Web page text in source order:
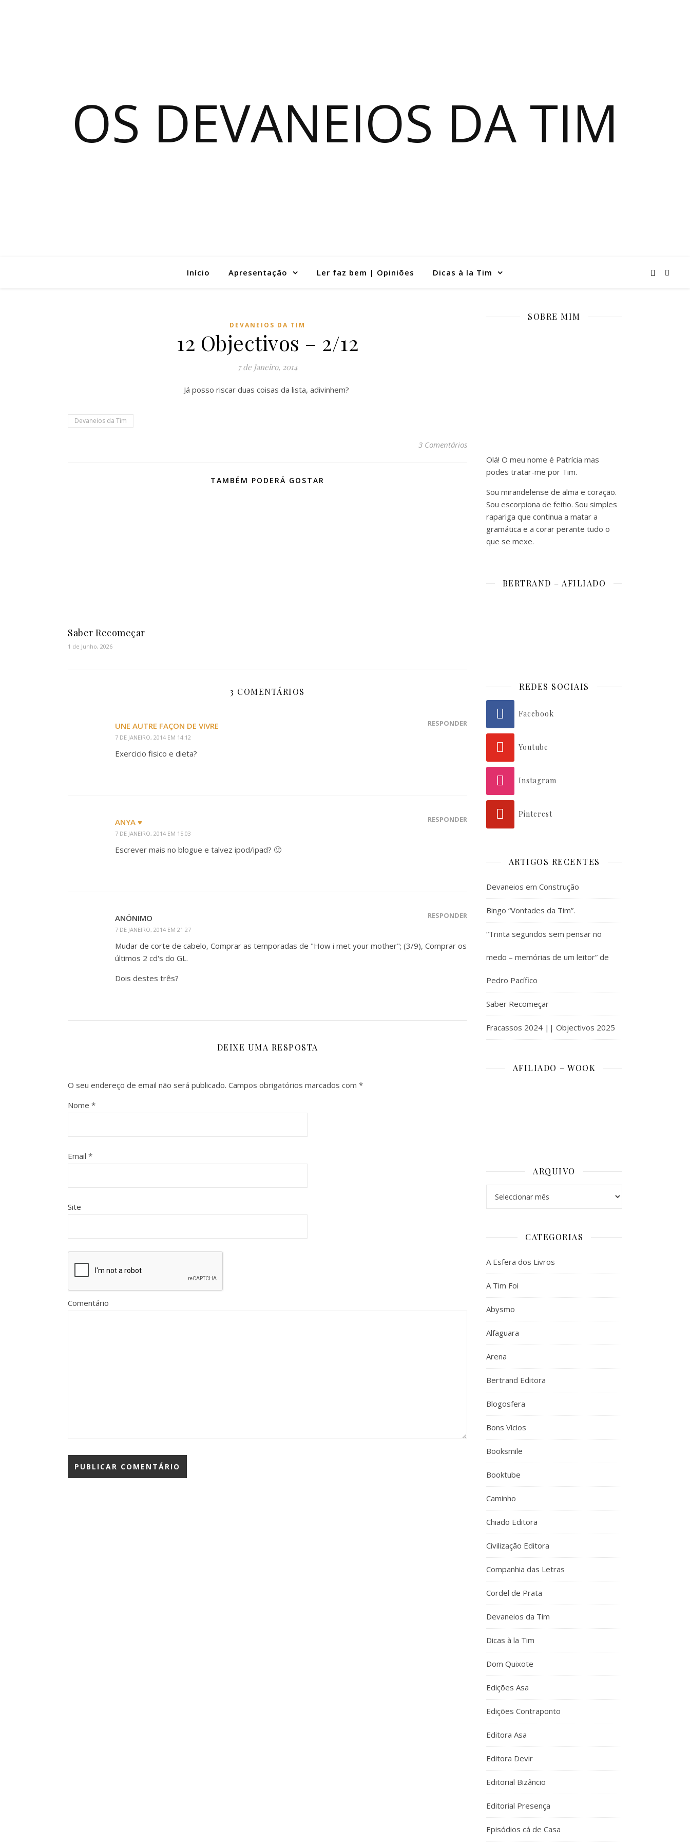
OS DEVANEIOS DA TIM
Início Apresentação Ler faz bem | Opiniões Dicas à la Tim
DEVANEIOS DA TIM
12 Objectivos – 2/12
7 de Janeiro, 2014
Já posso riscar duas coisas da lista, adivinhem?
Devaneios da Tim
3 Comentários
TAMBÉM PODERÁ GOSTAR
Saber Recomeçar
1 de Junho, 2026
3 COMENTÁRIOS
UNE AUTRE FAÇON DE VIVRE
7 DE JANEIRO, 2014 EM 14:12
RESPONDER
Exercicio fisico e dieta?
ANYA ♥
7 DE JANEIRO, 2014 EM 15:03
RESPONDER
Escrever mais no blogue e talvez ipod/ipad? 🙂
ANÓNIMO
7 DE JANEIRO, 2014 EM 21:27
RESPONDER
Mudar de corte de cabelo, Comprar as temporadas de "How i met your mother"; (3/9), Comprar os
últimos 2 cd's do GL.
Dois destes três?
DEIXE UMA RESPOSTA
O seu endereço de email não será publicado. Campos obrigatórios marcados com *
Nome *
Email *
Site
Comentário
SOBRE MIM
Olá! O meu nome é Patrícia mas
podes tratar-me por Tim.
Sou mirandelense de alma e coração.
Sou escorpiona de feitio. Sou simples
rapariga que continua a matar a
gramática e a corar perante tudo o
que se mexe.
BERTRAND – AFILIADO
REDES SOCIAIS
Facebook
Youtube
Instagram
Pinterest
ARTIGOS RECENTES
Devaneios em Construção
Bingo “Vontades da Tim”.
“Trinta segundos sem pensar no
medo – memórias de um leitor” de
Pedro Pacífico
Saber Recomeçar
Fracassos 2024 || Objectivos 2025
AFILIADO – WOOK
ARQUIVO
CATEGORIAS
A Esfera dos Livros
A Tim Foi
Abysmo
Alfaguara
Arena
Bertrand Editora
Blogosfera
Bons Vícios
Booksmile
Booktube
Caminho
Chiado Editora
Civilização Editora
Companhia das Letras
Cordel de Prata
Devaneios da Tim
Dicas à la Tim
Dom Quixote
Edições Asa
Edições Contraponto
Editora Asa
Editora Devir
Editorial Bizâncio
Editorial Presença
Episódios cá de Casa